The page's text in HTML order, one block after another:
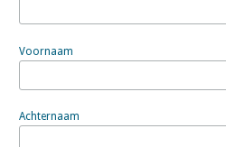
Voornaam
Achternaam